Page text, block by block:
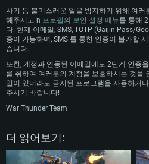
Linux
최소사양
운영체제: Windows 10 (64 bit)
프로세서: 2.2 GHz 듀얼코어 이상
메모리: 4GB
그래픽 카드: DirectX 11 이상을 지원하는
네트워크: 브로드밴드 인터넷
여유 저장 공간: 22.1 GB (최소 클라이언트)
최소사양
운영체제: Mac OS Big Sur 11.0
프로세서: 최소 2.2 GHz의 Core i5 (Intel
메모리: 6 GB
그래픽 카드: Metal 을 지원하는 Intel Iris
네트워크: 브로드밴드 인터넷
여유 저장 공간: 22.1 GB (최소 클라이언트)
최소사양
운영체제: 64bit Linux 중 최신 버전
프로세서: 2.4 GHz 듀얼코어
메모리: 4 GB
그래픽 카드: Vulkan 을 지원하고, 최신 그
원하는 AMD (6개월 미만; 최소사양 지원
네트워크: 브로드밴드 인터넷
여유 저장 공간: 22.1 GB (최소 클라이언트)
사기 등 불미스러운 일을 방지하기 위해 여
해주시고 n 프로필의 보안 설정 메뉴를 통해
다. 현재 이메일, SMS, TOTP (Gaijin Pass/
증이 가능하며, SMS 를 통한 인증이 불가할
습니다.
또한, 계정과 연동된 이메일에도 2단계 인증
를 취하여 여러분의 계정을 보호하시는 것을
일이 있더라도 금지된 프로그램을 사용하거
주시기 바랍니다!
War Thunder Team
더 읽어보기: